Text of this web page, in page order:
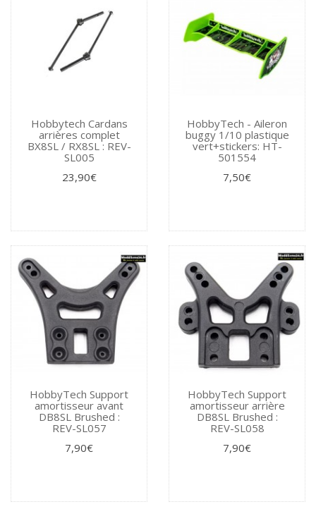
Hobbytech Cardans
arrières complet
BX8SL / RX8SL : REV-
SL005
23,90€
HobbyTech - Aileron
buggy 1/10 plastique
vert+stickers: HT-
501554
7,50€
HobbyTech Support
amortisseur avant
DB8SL Brushed :
REV-SL057
7,90€
HobbyTech Support
amortisseur arrière
DB8SL Brushed :
REV-SL058
7,90€